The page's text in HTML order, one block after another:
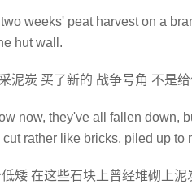
weeks' peat harvest on a
hut wall.
泥炭 买了新的 战争号角 不是
now, they've all fallen down,
cut rather like bricks, piled up to
矮 在这些石块上曾经堆砌上